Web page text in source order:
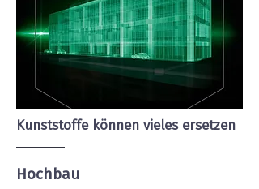
Kunststoffe können vieles ersetzen
Hochbau